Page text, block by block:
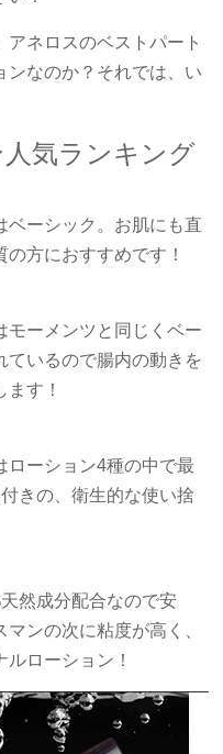
ネロスのベストパート
ンなのか？それでは、い
気ランキング
ベーシック。お肌にも直
方におすすめです！
モーメンツと同じくベー
ているので腸内の動きを
す！
ローション4種の中で最
きの、衛生的な使い捨
然成分配合なので安
ンの次に粘度が高く、
ローション！